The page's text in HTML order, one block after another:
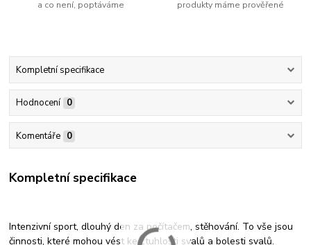
a co není, poptáváme
produkty máme prověřené
Kompletní specifikace
Hodnocení 0
Komentáře 0
Kompletní specifikace
Intenzivní sport, dlouhý den za počítačem, stěhování. To vše jsou
činnosti, které mohou vést ke ztuhlosti svalů a bolesti svalů.